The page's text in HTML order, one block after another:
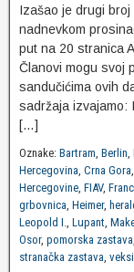
Izašao je drugi
nadnevkom
put na 20 stranica
Članovi mogu svoj
sandučićima ovih
sadržaja izvajamo:
[…]
Oznake: Bartram, Berlin,
Hercegovina, Crna Gora,
Hercegovine, FIAV,
grbovnica, Heimer,
Leopold I., Lupant,
Osor, pomorska zastava,
stranačka zastava,